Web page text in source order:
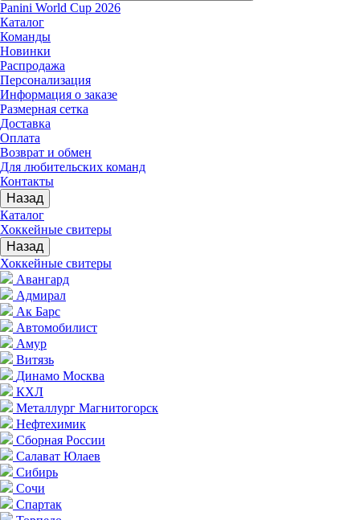
Panini World Cup 2026
Каталог
Команды
Новинки
Распродажа
Персонализация
Информация о заказе
Размерная сетка
Доставка
Оплата
Возврат и обмен
Для любительских команд
Контакты
Назад
Каталог
Хоккейные свитеры
Назад
Хоккейные свитеры
Авангард
Адмирал
Ак Барс
Автомобилист
Амур
Витязь
Динамо Москва
КХЛ
Металлург Магнитогорск
Нефтехимик
Сборная России
Салават Юлаев
Сибирь
Сочи
Спартак